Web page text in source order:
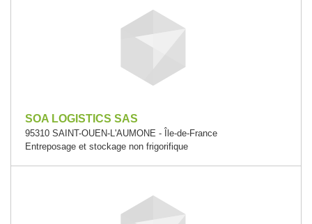
SOA LOGISTICS SAS
95310 SAINT-OUEN-L'AUMONE - Île-de-France
Entreposage et stockage non frigorifique